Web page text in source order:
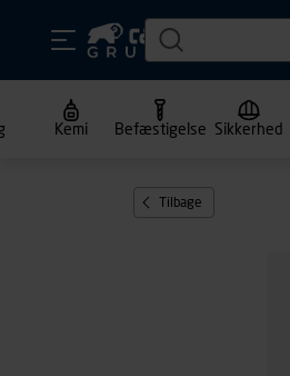
Kemi Befæstigelse Sikkerhed
Tilbage